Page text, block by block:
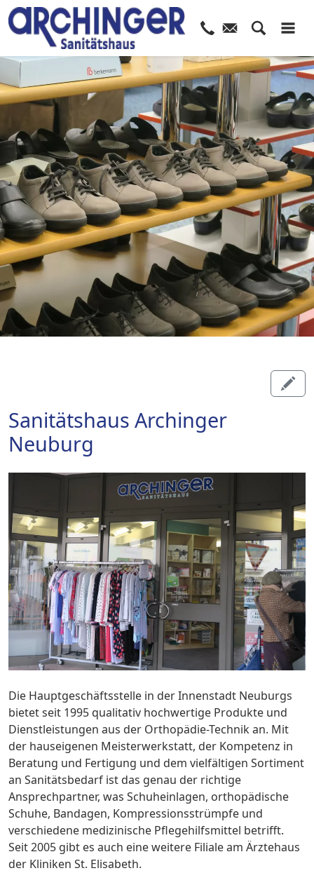
Sanitätshaus Archinger
Neuburg
Die Hauptgeschäftsstelle in der Innenstadt Neuburgs
bietet seit 1995 qualitativ hochwertige Produkte und
Dienstleistungen aus der Orthopädie-Technik an. Mit
der hauseigenen Meisterwerkstatt, der Kompetenz in
Beratung und Fertigung und dem vielfältigen Sortiment
an Sanitätsbedarf ist das genau der richtige
Ansprechpartner, was Schuheinlagen, orthopädische
Schuhe, Bandagen, Kompressionsstrümpfe und
verschiedene medizinische Pflegehilfsmittel betrifft.
Seit 2005 gibt es auch eine weitere Filiale am Ärztehaus
der Kliniken St. Elisabeth.